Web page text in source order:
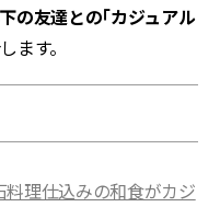
の友達との「カジュアル
ます。
料理仕込みの和食がカジ